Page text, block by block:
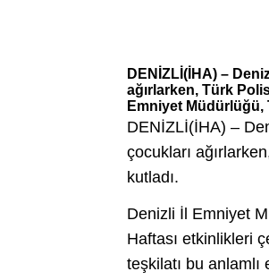
DENİZLİ(İHA) –
ağırlarken, Türk Polis
Emniyet Müdürlüğü,
DENİZLİ(İHA) –
çocukları
kutladı.
Denizli İl Emniyet
Haftası etkinlikleri
teşkilatı bu